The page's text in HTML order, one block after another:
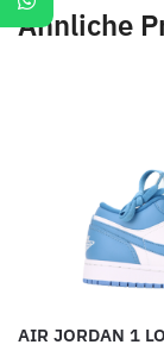
Ähnliche
AIR JORDAN 1